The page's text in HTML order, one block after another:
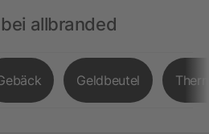
allbranded
Geldbeutel